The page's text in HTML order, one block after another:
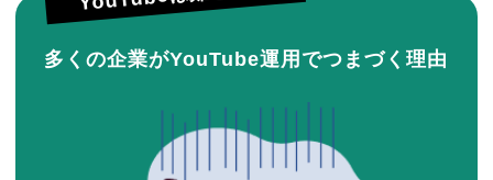
多くの企業がYouTube運用でつまづく理由